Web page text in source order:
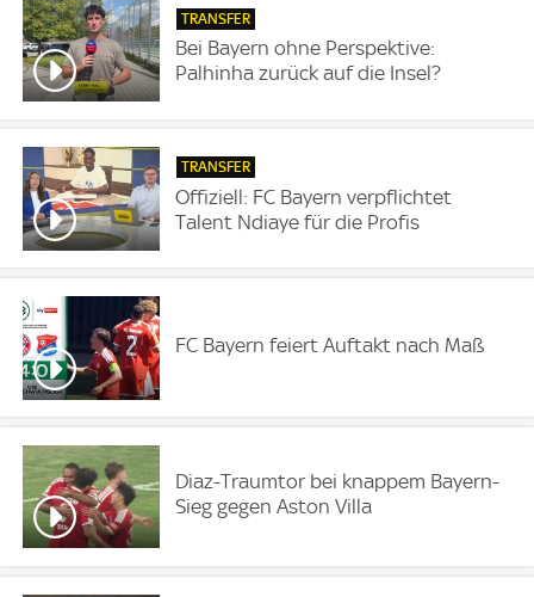
TRANSFER
Bei Bayern ohne Perspektive:
Palhinha zurück auf die Insel?
TRANSFER
Offiziell: FC Bayern verpflichtet
Talent Ndiaye für die Profis
FC Bayern feiert Auftakt nach Maß
Diaz-Traumtor bei knappem Bayern-
Sieg gegen Aston Villa